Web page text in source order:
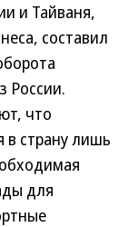
и Тайваня,
составил
России.
что
в страну лишь
для